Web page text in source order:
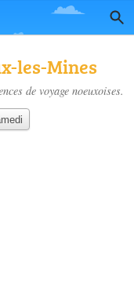
les-Mines
de voyage noeuxoises.